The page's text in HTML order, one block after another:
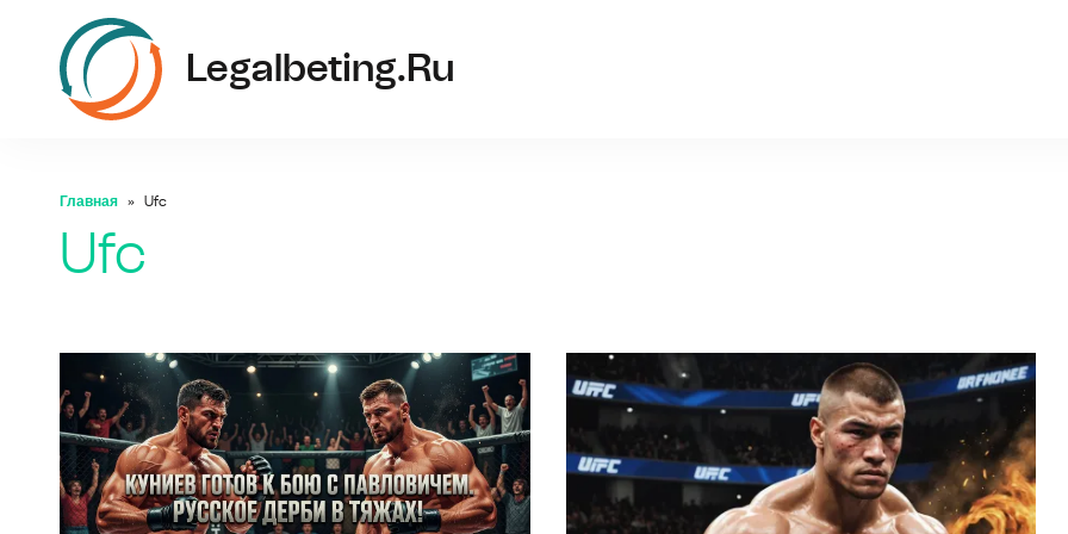
Legalbeting.ru
Главная Ufc
Ufc
Куниев